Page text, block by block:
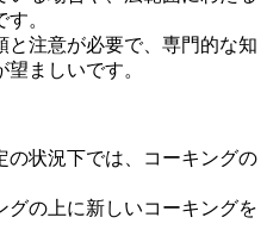
。
注意が必要で、専門的な知
ましいです。
の状況下では、コーキングの
グの上に新しいコーキングを